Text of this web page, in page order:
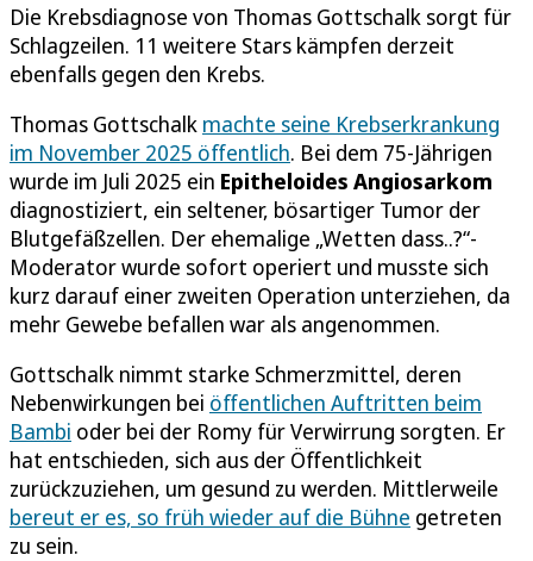
Die Krebsdiagnose von Thomas Gottschalk sorgt für
Schlagzeilen. 11 weitere Stars kämpfen derzeit
ebenfalls gegen den Krebs.
Thomas Gottschalk machte seine Krebserkrankung
im November 2025 öffentlich. Bei dem 75-Jährigen
wurde im Juli 2025 ein Epitheloides Angiosarkom
diagnostiziert, ein seltener, bösartiger Tumor der
Blutgefäßzellen. Der ehemalige „Wetten dass..?“-
Moderator wurde sofort operiert und musste sich
kurz darauf einer zweiten Operation unterziehen, da
mehr Gewebe befallen war als angenommen.
Gottschalk nimmt starke Schmerzmittel, deren
Nebenwirkungen bei öffentlichen Auftritten beim
Bambi oder bei der Romy für Verwirrung sorgten. Er
hat entschieden, sich aus der Öffentlichkeit
zurückzuziehen, um gesund zu werden. Mittlerweile
bereut er es, so früh wieder auf die Bühne getreten
zu sein.